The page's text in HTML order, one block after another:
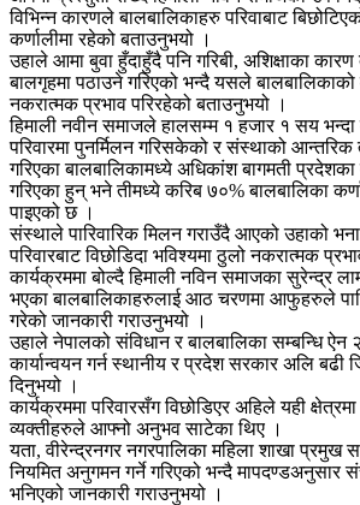
विभिन्न कारणले बालबालिकाहरु परिवाबाट
कर्णालीमा रहेको बताउनुभयो ।
उहाले आमा बुवा हुँदाहुँदै पनि गरिबी, अशिक्षाका
बालगृहमा पठाउने गरिएको भन्दै यसले
नकरात्मक प्रभाव परिरहेको बताउनुभयो ।
हिमाली नवीन समाजले हालसम्म १ हजार १ सय भन्दा
परिवारमा पुनर्मिलन गरिसकेको र संस्थाको
गरिएका बालबालिकामध्ये अधिकांश बागमती प्रदेशका
गरिएका हुन् भने तीमध्ये करिब ७०% बालबालिका
पाइएको छ ।
संस्थाले पारिवारिक मिलन गराउँदै आएको उहाको
परिवारबाट विछोडिदा भविश्यमा ठुलो नकरात्मक
कार्यक्रममा बोल्दै हिमाली नविन समाजका सुरेन्द्र
भएका बालबालिकाहरुलाई आठ चरणमा आफुहरुले
गरेको जानकारी गराउनुभयो ।
उहाले नेपालको संविधान र बालबालिका सम्बन्धि
कार्यान्वयन गर्न स्थानीय र प्रदेश सरकार अलि बढी
दिनुभयो ।
कार्यक्रममा परिवारसँग विछोडिएर अहिले यही
व्यक्तीहरुले आफ्नो अनुभव साटेका थिए ।
यता, वीरेन्द्रनगर नगरपालिका महिला शाखा प्रमुख
नियमित अनुगमन गर्ने गरिएको भन्दै
भनिएको जानकारी गराउनुभयो ।